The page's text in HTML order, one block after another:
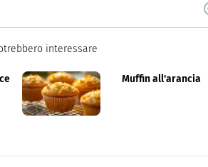
laureata in Scienze Storiche. Curiosa e
interessare
Muffin all'arancia